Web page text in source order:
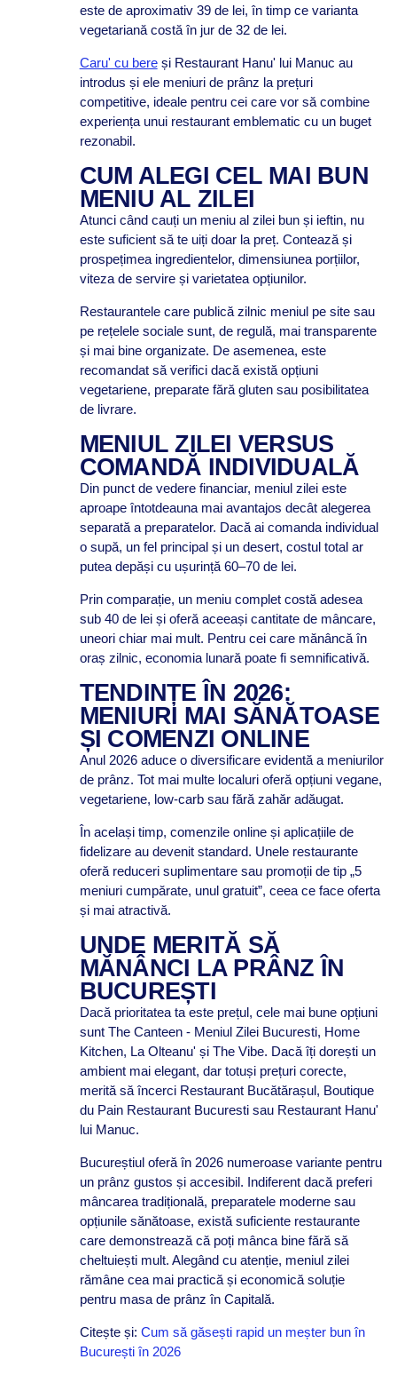
este de aproximativ 39 de lei, în timp ce varianta
vegetariană costă în jur de 32 de lei.
Caru' cu bereși Restaurant Hanu' lui Manuc au
introdus și ele meniuri de prânz la prețuri
competitive, ideale pentru cei care vor să combine
experiența unui restaurant emblematic cu un buget
rezonabil.
CUM ALEGI CEL MAI BUN
MENIU AL ZILEI
Atunci când cauți un meniu al zilei bun și ieftin, nu
este suficient să te uiți doar la preț. Contează și
prospețimea ingredientelor, dimensiunea porțiilor,
viteza de servire și varietatea opțiunilor.
Restaurantele care publică zilnic meniul pe site sau
pe rețelele sociale sunt, de regulă, mai transparente
și mai bine organizate. De asemenea, este
recomandat să verifici dacă există opțiuni
vegetariene, preparate fără gluten sau posibilitatea
de livrare.
MENIUL ZILEI VERSUS
COMANDĂ INDIVIDUALĂ
Din punct de vedere financiar, meniul zilei este
aproape întotdeauna mai avantajos decât alegerea
separată a preparatelor. Dacă ai comanda individual
o supă, un fel principal și un desert, costul total ar
putea depăși cu ușurință 60–70 de lei.
Prin comparație, un meniu complet costă adesea
sub 40 de lei și oferă aceeași cantitate de mâncare,
uneori chiar mai mult. Pentru cei care mănâncă în
oraș zilnic, economia lunară poate fi semnificativă.
TENDINȚE ÎN 2026:
MENIURI MAI SĂNĂTOASE
ȘI COMENZI ONLINE
Anul 2026 aduce o diversificare evidentă a meniurilor
de prânz. Tot mai multe localuri oferă opțiuni vegane,
vegetariene, low-carb sau fără zahăr adăugat.
În același timp, comenzile online și aplicațiile de
fidelizare au devenit standard. Unele restaurante
oferă reduceri suplimentare sau promoții de tip „5
meniuri cumpărate, unul gratuit”, ceea ce face oferta
și mai atractivă.
UNDE MERITĂ SĂ
MĂNÂNCI LA PRÂNZ ÎN
BUCUREȘTI
Dacă prioritatea ta este prețul, cele mai bune opțiuni
sunt The Canteen - Meniul Zilei Bucuresti, Home
Kitchen, La Olteanu' și The Vibe. Dacă îți dorești un
ambient mai elegant, dar totuși prețuri corecte,
merită să încerci Restaurant Bucătărașul, Boutique
du Pain Restaurant Bucuresti sau Restaurant Hanu'
lui Manuc.
Bucureștiul oferă în 2026 numeroase variante pentru
un prânz gustos și accesibil. Indiferent dacă preferi
mâncarea tradițională, preparatele moderne sau
opțiunile sănătoase, există suficiente restaurante
care demonstrează că poți mânca bine fără să
cheltuiești mult. Alegând cu atenție, meniul zilei
rămâne cea mai practică și economică soluție
pentru masa de prânz în Capitală.
Citește și: Cum să găsești rapid un meșter bun în
București în 2026